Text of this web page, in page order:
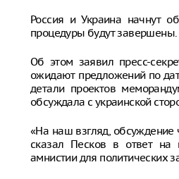
Россия и Украина начнут
процедуры будут завершены.
Об этом заявил пресс-
ожидают предложений по
детали проектов
обсуждала с украинской
«На наш взгляд, обсуждение
сказал Песков в ответ на
амнистии для политических